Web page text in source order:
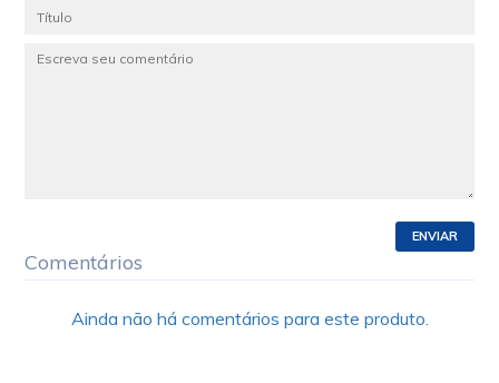
ENVIAR
Comentários
Ainda não há comentários para este produto.